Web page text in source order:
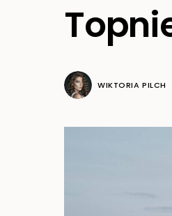
WIKTORIA PILCH